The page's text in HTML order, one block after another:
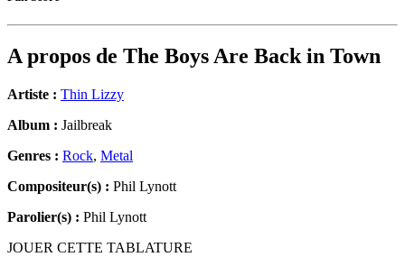
A propos de The Boys Are Back in Town
Artiste : Thin Lizzy
Album : Jailbreak
Genres : Rock, Metal
Compositeur(s) : Phil Lynott
Parolier(s) : Phil Lynott
JOUER CETTE TABLATURE